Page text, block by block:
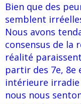
Bien que des
semblent
Nous avons
consensus de la
réalité
partir des 7e, 8e
intérieure
nous nous